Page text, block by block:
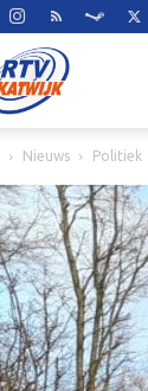
Nieuws Politiek